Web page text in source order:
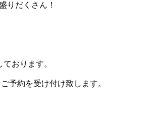
りだくさん！
おります。
予約を受け付け致します。